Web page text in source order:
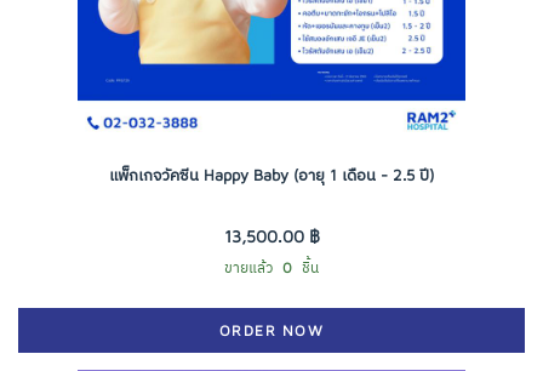
แพ็กเกจวัคซีน Happy Baby (อายุ 1 เดือน - 2.5 ปี)
13,500.00 ฿
ขายแล้ว 0 ชิ้น
ORDER NOW